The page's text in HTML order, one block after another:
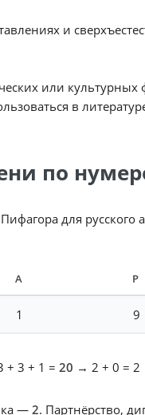
и
или
в
по
для
А Р
1 9
+ 3 + 1 = 20 → 2 + 0 = 2
— 2. Партнёрство,